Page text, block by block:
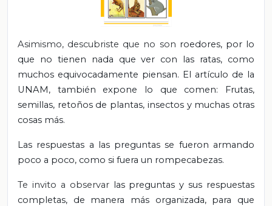
Asimismo, descubriste que no son roedores, por lo
que no tienen nada que ver con las ratas, como
muchos equivocadamente piensan. El artículo de la
UNAM, también expone lo que comen: Frutas,
semillas, retoños de plantas, insectos y muchas otras
cosas más.
Las respuestas a las preguntas se fueron armando
poco a poco, como si fuera un rompecabezas.
Te invito a observar las preguntas y sus respuestas
completas, de manera más organizada, para que